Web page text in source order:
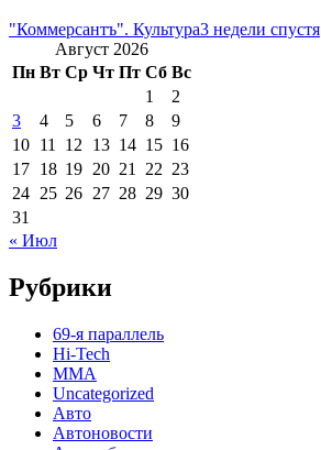
"Коммерсантъ". Культура3 недели спустя
Август 2026
Пн Вт Ср Чт Пт Сб Вс
1
2
3
4 5 6 7 8
9
10 11 12 13 14 15 16
17 18 19 20 21 22 23
24 25 26 27 28 29 30
31
« Июл
Рубрики
69-я параллель
Hi-Tech
MMA
Uncategorized
Авто
Автоновости